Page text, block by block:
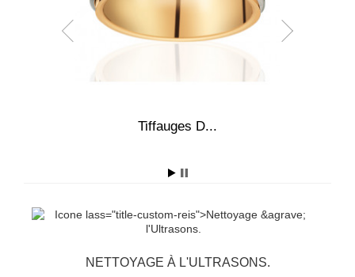
Tiffauges D...
NETTOYAGE À L'ULTRASONS.